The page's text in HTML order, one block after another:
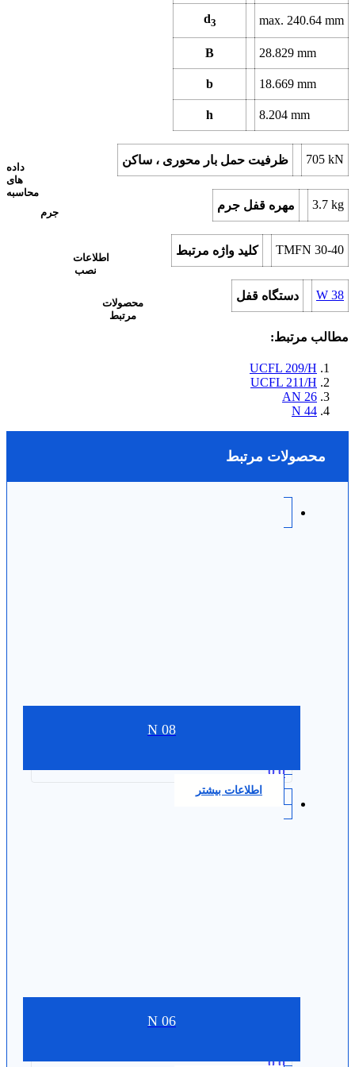
d3 max. 240.64 mm
B 28.829 mm
b 18.669 mm
h 8.204 mm
داده
های
محاسبه
ظرفیت حمل بار محوری ، ساکن 705 kN
جرم
مهره قفل جرم 3.7 kg
اطلاعات
نصب
کلید واژه مرتبط TMFN 30-40
محصولات
مرتبط
دستگاه قفل W 38
مطالب مرتبط:
UCFL 209/H
UCFL 211/H
AN 26
N 44
محصولات مرتبط
N 08
0.0
اطلاعات بیشتر
N 06
0.0